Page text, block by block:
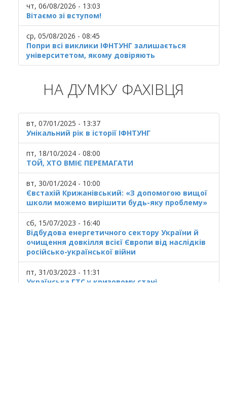
чт, 06/08/2026 - 13:03
Вітаємо зі вступом!
ср, 05/08/2026 - 08:45
Попри всі виклики ІФНТУНГ залишається
університетом, якому довіряють
НА ДУМКУ ФАХІВЦЯ
вт, 07/01/2025 - 13:37
Унікальний рік в історії ІФНТУНГ
пт, 18/10/2024 - 08:00
ТОЙ, ХТО ВМІЄ ПЕРЕМАГАТИ
вт, 30/01/2024 - 10:00
Євстахій Крижанівський: «З допомогою вищої
школи можемо вирішити будь-яку проблему»
сб, 15/07/2023 - 16:40
Відбудова енергетичного сектору України й
очищення довкілля всієї Європи від наслідків
російсько-української війни
пт, 31/03/2023 - 11:31
Українська ГТС у кризовому стані